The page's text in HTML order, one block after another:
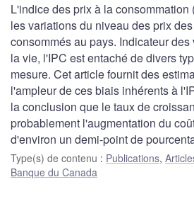
L'indice des prix à la consommation
les variations du niveau des prix
consommés au pays. Indicateur
la vie, l'IPC est entaché de divers
mesure. Cet article fournit des
l'ampleur de ces biais inhérents à
la conclusion que le taux de
probablement l'augmentation du
d'environ un demi-point de
Type(s) de contenu : Publications,
Banque du Canada